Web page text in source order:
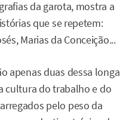
da garota, mostra a
que se repetem:
Marias da Conceição...
apenas duas dessa longa
cultura do trabalho e do
pelo peso da